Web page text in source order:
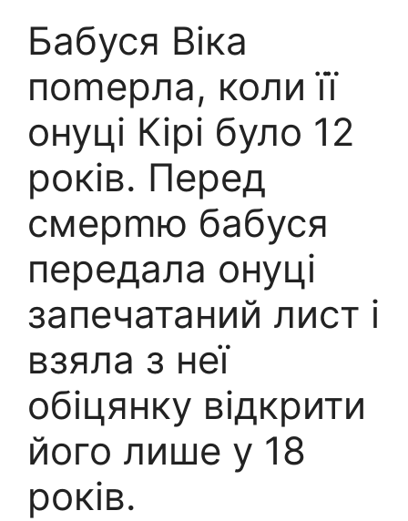
Бабуся Віка
поmеpла, коли її
онуці Кірі було 12
років. Перед
смepmю бабуся
передала онуці
запечатаний лист і
взяла з неї
обіцянку відкрити
його лише у 18
років.